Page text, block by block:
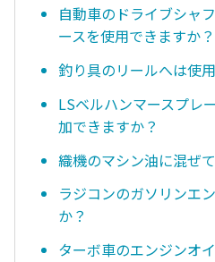
自動車のドライブシャ
ースを使用できますか？
釣り具のリールへは使
LSベルハンマースプレ
加できますか？
織機のマシン油に混ぜ
ラジコンのガソリンエ
か？
ターボ車のエンジンオ